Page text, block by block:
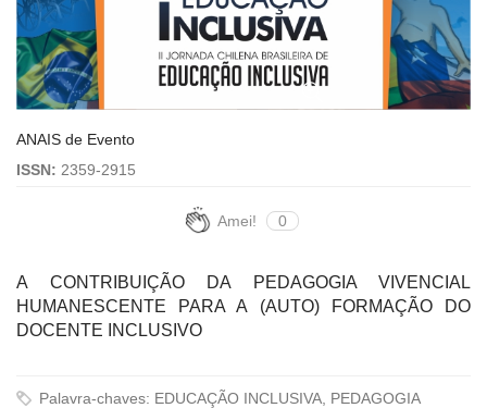
ANAIS de Evento
ISSN: 2359-2915
Amei! 0
A CONTRIBUIÇÃO DA PEDAGOGIA VIVENCIAL
HUMANESCENTE PARA A (AUTO) FORMAÇÃO DO
DOCENTE INCLUSIVO
Palavra-chaves: EDUCAÇÃO INCLUSIVA, PEDAGOGIA